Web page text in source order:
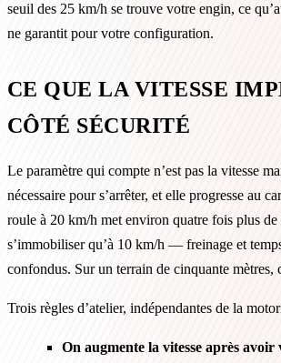
seuil des 25 km/h se trouve votre engin, ce
ne garantit pour votre configuration.
CE QUE LA VITESSE
CÔTÉ SÉCURITÉ
Le paramètre qui compte n’est pas la vitesse
nécessaire pour s’arrêter, et elle progresse au
roule à 20 km/h met environ quatre fois plus de
s’immobiliser qu’à 10 km/h — freinage et
confondus. Sur un terrain de cinquante mètres,
Trois règles d’atelier, indépendantes de la
On augmente la vitesse après